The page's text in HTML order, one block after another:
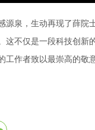
泉，生动再现了薛院
这不仅是一段科技创新
作者致以最崇高的敬意